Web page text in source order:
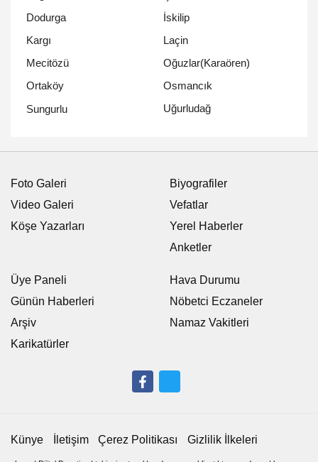
Dodurga
İskilip
Kargı
Laçin
Mecitözü
Oğuzlar(Karaören)
Ortaköy
Osmancık
Sungurlu
Uğurludağ
Foto Galeri
Video Galeri
Köşe Yazarları
Biyografiler
Vefatlar
Yerel Haberler
Anketler
Üye Paneli
Günün Haberleri
Arşiv
Karikatürler
Hava Durumu
Nöbetci Eczaneler
Namaz Vakitleri
Künye İletişim Çerez Politikası Gizlilik İlkeleri